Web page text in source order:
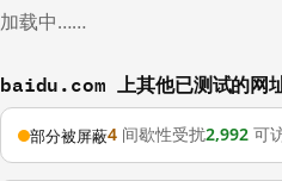
加载中……
baidu.com 上其他已测试的网
部分被屏蔽4 间歇性受扰2,992 可